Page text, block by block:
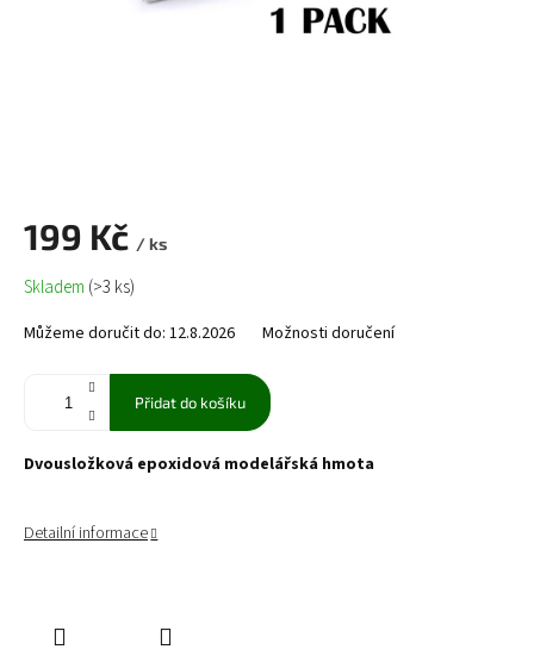
199 Kč / ks
Měrná
cena:
Skladem (>3 ks)
Můžeme doručit do: 12.8.2026 Možnosti doručení
Přidat do košíku
Dvousložková epoxidová modelářská hmota
Detailní informace